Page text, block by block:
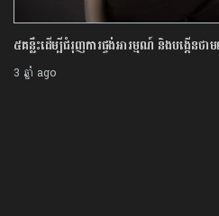
៥គន្លឹះដើម្បីជំរុញការផ្ចង់អារម្មណ៍ និងបង្កើន
3 ឆ្នាំ ago